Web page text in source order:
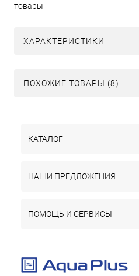
товары
ХАРАКТЕРИСТИКИ
ПОХОЖИЕ ТОВАРЫ (8)
КАТАЛОГ
НАШИ ПРЕДЛОЖЕНИЯ
ПОМОЩЬ И СЕРВИСЫ